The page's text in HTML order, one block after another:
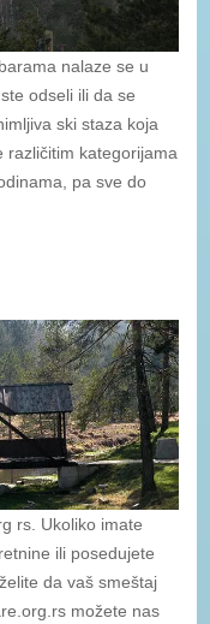
nalaze se u
odseli ili da se
ski staza koja
različitim kategorijama
pa sve do
rs. Ukoliko imate
ili posedujete
da vaš smeštaj
možete nas